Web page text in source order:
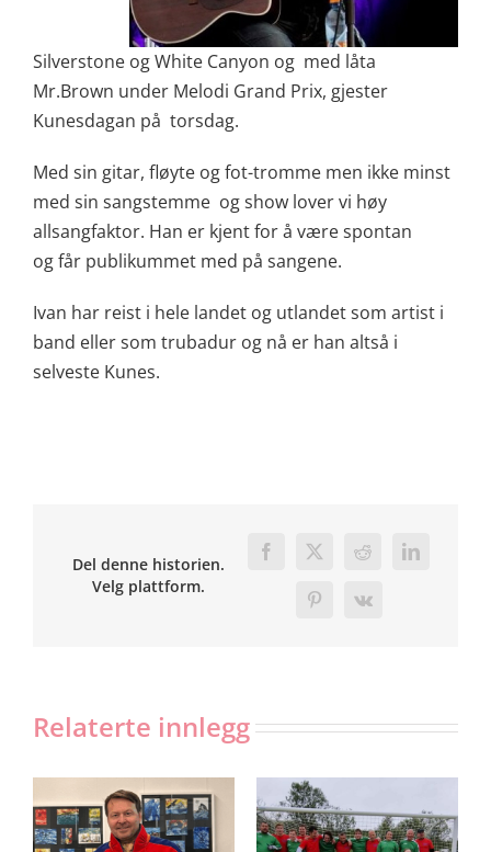
Silverstone og White Canyon og med låta
Mr.Brown under Melodi Grand Prix, gjester
Kunesdagan på torsdag.
Med sin gitar, fløyte og fot-tromme men ikke minst
med sin sangstemme og show lover vi høy
allsangfaktor. Han er kjent for å være spontan
og får publikummet med på sangene.
Ivan har reist i hele landet og utlandet som artist i
band eller som trubadur og nå er han altså i
selveste Kunes.
Del denne historien.
Velg plattform.
Facebook
X Reddit LinkedIn
Pinterest
Vk
Relaterte innlegg